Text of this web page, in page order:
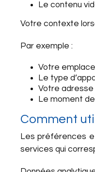
Le contenu
Votre contexte
Par exemple :
Votre
Le type
Votre adresse
Le moment
Comment
Les préférences
services qui